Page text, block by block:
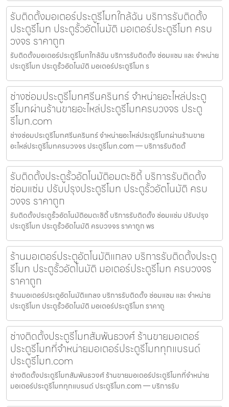
รับติดตั้งมอเตอร์ประตูรีโมทใกล้ฉัน บริการรับติดตั้ง
ประตูรีโมท ประตูรั้วอัตโนมัติ มอเตอร์ประตูรีโมท ครบ
วงจร ราคาถูก
รับติดตั้งมอเตอร์ประตูรีโมทใกล้ฉัน บริการรับติดตั้ง ซ่อมแซม และ จำหน่าย
ประตูรีโมท ประตูรั้วอัตโนมัติ มอเตอร์ประตูรีโมท ร
ช่างซ่อมประตูรีโมทศรีนครินทร์ จำหน่ายอะไหล่ประตู
รีโมทผ่านร้านขายอะไหล่ประตูรีโมทครบวงจร ประตู
รีโมท.com
ช่างซ่อมประตูรีโมทศรีนครินทร์ จำหน่ายอะไหล่ประตูรีโมทผ่านร้านขาย
อะไหล่ประตูรีโมทครบวงจร ประตูรีโมท.com — บริการรับติดตั้
รับติดตั้งประตูรั้วอัตโนมัติอมตะซิตี้ บริการรับติดตั้ง
ซ่อมแซ่ม ปรับปรุงประตูรีโมท ประตูรั้วอัตโนมัติ ครบ
วงจร ราคาถูก
รับติดตั้งประตูรั้วอัตโนมัติอมตะซิตี้ บริการรับติดตั้ง ซ่อมแซ่ม ปรับปรุง
ประตูรีโมท ประตูรั้วอัตโนมัติ ครบวงจร ราคาถูก พร
ร้านมอเตอร์ประตูอัตโนมัติแกลง บริการรับติดตั้งประตู
รีโมท ประตูรั้วอัตโนมัติ มอเตอร์ประตูรีโมท ครบวงจร
ราคาถูก
ร้านมอเตอร์ประตูอัตโนมัติแกลง บริการรับติดตั้ง ซ่อมแซม และ จำหน่าย
ประตูรีโมท ประตูรั้วอัตโนมัติ มอเตอร์ประตูรีโมท ราคาถู
ช่างติดตั้งประตูรีโมทสัมพันธวงศ์ ร้านขายมอเตอร์
ประตูรีโมทที่จำหน่ายมอเตอร์ประตูรีโมททุกแบรนด์
ประตูรีโมท.com
ช่างติดตั้งประตูรีโมทสัมพันธวงศ์ ร้านขายมอเตอร์ประตูรีโมทที่จำหน่าย
มอเตอร์ประตูรีโมททุกแบรนด์ ประตูรีโมท.com — บริการรับ